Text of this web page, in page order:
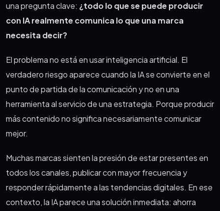
una pregunta clave: ¿todo lo que se puede producir
con IA realmente comunica lo que una marca
necesita decir?
El problema no está en usar inteligencia artificial. El
verdadero riesgo aparece cuando la IA se convierte en el
punto de partida de la comunicación y no en una
herramienta al servicio de una estrategia. Porque producir
más contenido no significa necesariamente comunicar
mejor.
Muchas marcas sienten la presión de estar presentes en
todos los canales, publicar con mayor frecuencia y
responder rápidamente a las tendencias digitales. En ese
contexto, la IA parece una solución inmediata: ahorra